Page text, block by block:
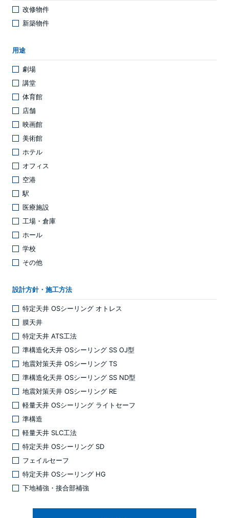
改修物件
新築物件
用途
劇場
講堂
体育館
店舗
映画館
美術館
ホテル
オフィス
空港
駅
医療施設
工場・倉庫
ホール
学校
その他
設計方針・施工方法
特定天井 OSシーリング オトレス
膜天井
特定天井 ATS工法
準構造化天井 OSシーリング SS OJ型
地震対策天井 OSシーリング TS
準構造化天井 OSシーリング SS ND型
地震対策天井 OSシーリング RE
軽量天井 OSシーリング ライトセーフ
準構造
軽量天井 SLC工法
特定天井 OSシーリング SD
フェイルセーフ
特定天井 OSシーリング HG
下地補強・接合部補強